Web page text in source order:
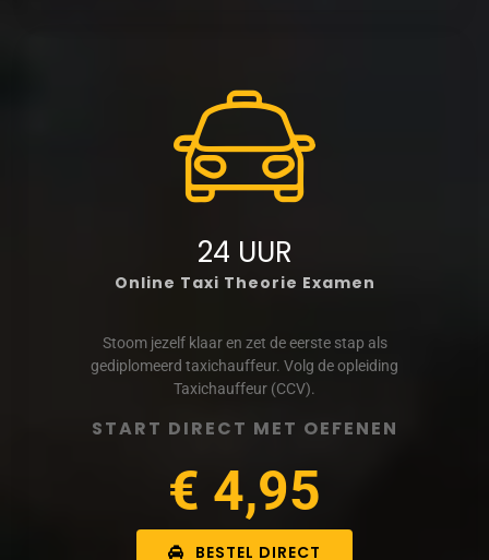
24 UUR
Online Taxi Theorie Examen
Stoom jezelf klaar en zet de eerste stap als
gediplomeerd taxichauffeur. Volg de opleiding
Taxichauffeur (CCV).
START DIRECT MET OEFENEN
€ 4,95
BESTEL DIRECT